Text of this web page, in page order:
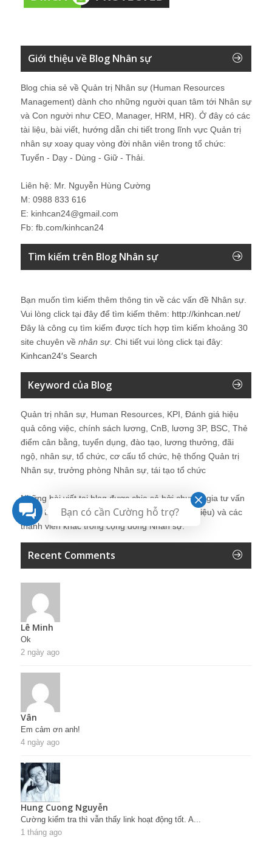
Giới thiệu về Blog Nhân sự
Blog chia sẻ về Quản trị Nhân sự (Human Resources
Management) dành cho những người quan tâm tới Nhân sự
và Con người như CEO, Manager, HRM, HR). Ở đây có các
tài liệu, bài viết, hướng dẫn chi tiết trong lĩnh vực Quản trị
nhân sự xoay quay vòng đời nhân viên trong tổ chức:
Tuyển - Dạy - Dùng - Giữ - Thải.
Liên hệ: Mr. Nguyễn Hùng Cường
M: 0988 833 616
E: kinhcan24@gmail.com
Fb: fb.com/kinhcan24
Tìm kiếm trên Blog Nhân sự
Bạn muốn tìm kiếm thêm thông tin về các vấn đề Nhân sự
Vui lòng click tại đây để tìm kiếm thêm: http://kinhcan.net/
Đây là công cụ tìm kiếm được tích hợp tìm kiếm khoảng 30
site chuyên về nhân sự. Chi tiết vui lòng click tại đây:
Kinhcan24′s Search
Keyword của Blog
Quản trị nhân sự, Human Resources, KPI, Đánh giá hiệu
quả công việc, chính sách lương, CnB, lương 3P, BSC, Thẻ
điểm cân bằng, tuyển dụng, đào tạo, lương thưởng, đãi
ngộ, nhân sự, tổ chức, cơ cấu tổ chức, hệ thống Quản trị
Nhân sự, trưởng phòng Nhân sự, tái tạo tổ chức
Những bài viết tại blog được chia sẻ bởi chuyên gia tư vấn
Quản trị Nhân sự Nguyễn Hùng Cường (giới thiệu) và các
thành viên khác trong cộng đồng Nhân sự.
Recent Comments
Lê Minh
Ok
2 ngày ago
Vân
Em cảm ơn anh!
4 ngày ago
Hung Cuong Nguyễn
Cường kiểm tra thì vẫn thấy link hoạt động tốt. A...
1 tháng ago
Bạn có cần Cường hỗ trợ?